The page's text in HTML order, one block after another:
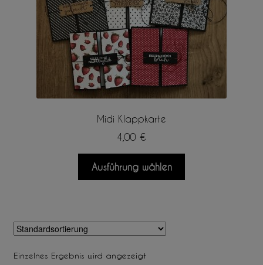
Midi Klappkarte
4,00 €
Ausführung wählen
Einzelnes Ergebnis wird angezeigt